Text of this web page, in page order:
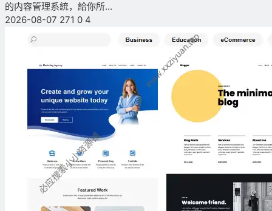
的内容管理系統，給你所...
2026-08-07 271 0 4